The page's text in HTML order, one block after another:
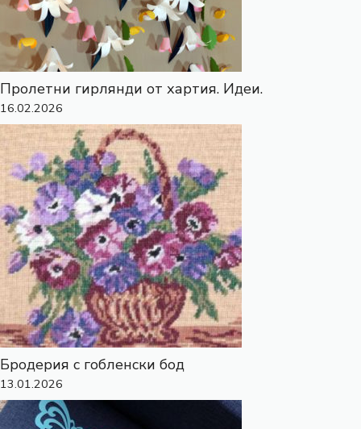
Пролетни гирлянди от хартия. Идеи.
16.02.2026
Бродерия с гобленски бод
13.01.2026